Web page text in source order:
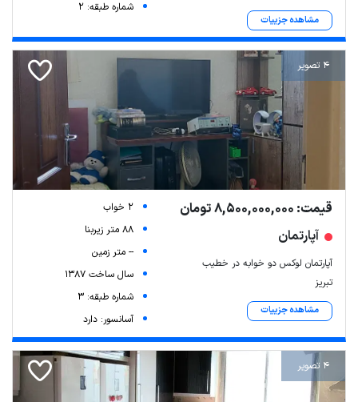
مشاهده جزییات
شماره طبقه: 2
4 تصویر
قیمت: 8,500,000,000 تومان
آپارتمان
آپارتمان لوکس دو خوابه در خطیب
تبریز
مشاهده جزییات
2 خواب
88 متر زیربنا
-- متر زمین
سال ساخت 1387
شماره طبقه: 3
آسانسور: دارد
4 تصویر